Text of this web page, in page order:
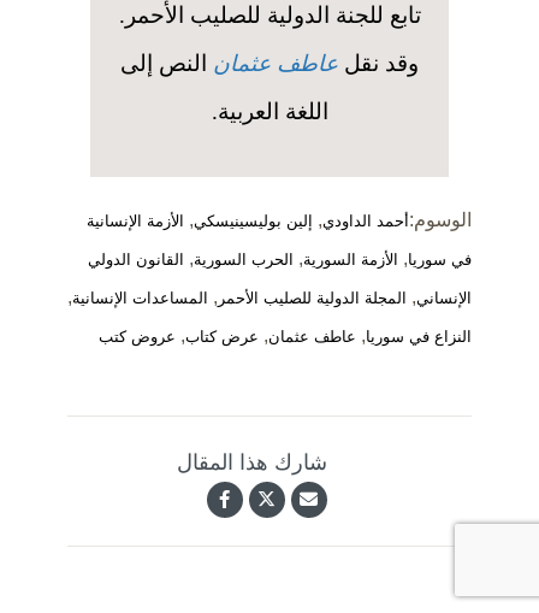
تابع للجنة الدولية للصليب الأحمر.
وقد نقل عاطف عثمان النص إلى
اللغة العربية.
الوسوم:أحمد الداودي, إلين بوليسينيسكي, الأزمة الإنسانية
في سوريا, الأزمة السورية, الحرب السورية, القانون الدولي
الإنساني, المجلة الدولية للصليب الأحمر , المساعدات الإنسانية,
النزاع في سوريا, عاطف عثمان, عرض كتاب, عروض كتب
شارك هذا المقال